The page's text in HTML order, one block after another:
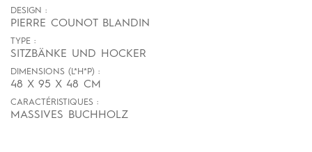
DESIGN :
PIERRE COUNOT BLANDIN
TYPE :
SITZBÄNKE UND HOCKER
DIMENSIONS (L*H*P) :
48 X 95 X 48 CM
CARACTÉRISTIQUES :
MASSIVES BUCHHOLZ